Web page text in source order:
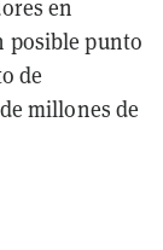
en
posible punto
de
millones de